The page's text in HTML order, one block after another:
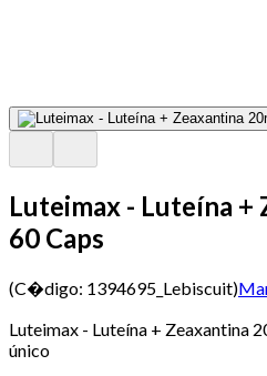
Luteimax - Luteína +
60 Caps
(C�digo: 1394695_Lebiscuit)
Luteimax - Luteína + Zeaxantina
único